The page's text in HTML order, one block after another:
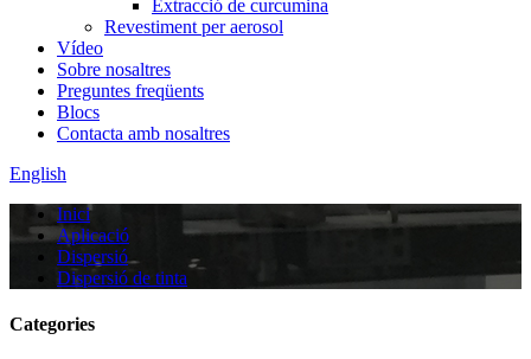
Extracció de curcumina
Revestiment per aerosol
Vídeo
Sobre nosaltres
Preguntes freqüents
Blocs
Contacta amb nosaltres
English
Inici
Aplicació
Dispersió
Dispersió de tinta
Categories